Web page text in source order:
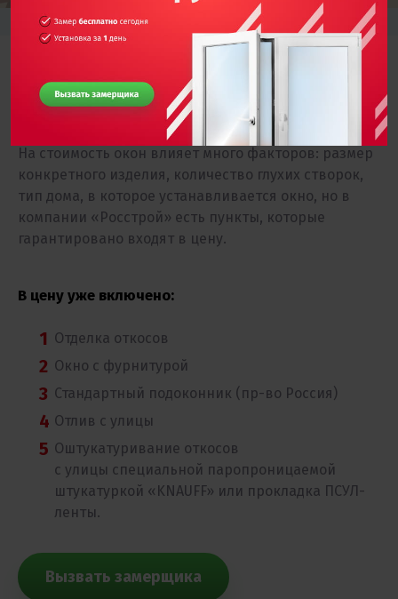
Из чего складывается честная
цена на окна?
На стоимость окон влияет много факторов: размер
конкретного изделия, количество глухих створок,
тип дома, в которое устанавливается окно, но в
компании «Росстрой» есть пункты, которые
гарантировано входят в цену.
В цену уже включено:
Отделка откосов
Окно с фурнитурой
Стандартный подоконник (пр-во Россия)
Отлив с улицы
Оштукатуривание откосов
с улицы специальной паропроницаемой
штукатуркой «KNAUFF» или прокладка ПСУЛ-
ленты.
Вызвать замерщика